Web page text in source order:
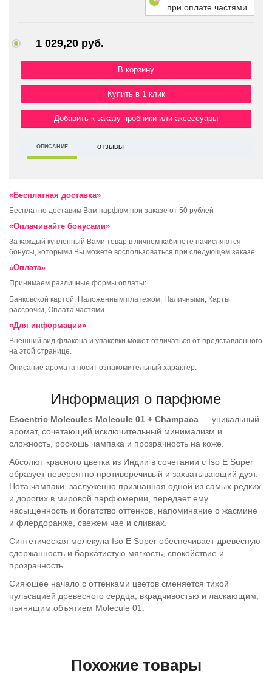
при оплате частями
1 029,20 руб.
Купить в 1 клик
Добавить к заказу пробники или аксессуары
ОПИСАНИЕ ОТЗЫВЫ
«Бесплатная доставка»
Бесплатно доставим Вам парфюм при заказе от 50 рублей
«Оплачивайте бонусами»
За каждый купленный Вами товар в личном кабинете начисляются
бонусы, которыми Вы можете воспользоваться при следующем заказе.
«Оплата»
Принимаем различные формы оплаты:
Банковской картой, Наложенным платежом, Наличными, Карты
рассрочки, Оплата частями.
«Для информации»
Внешний вид флакона и упаковки может отличаться от представленного
на этой странице.
Описание аромата носит ознакомительный характер.
Информация о парфюме
Escentric Molecules Molecule 01 + Champaca — уникальный
аромат, сочетающий исключительный минимализм и
сложность, роскошь чампака и прозрачность на коже.
Абсолют красного цветка из Индии в сочетании с Iso E Super
образует невероятно противоречивый и захватывающий дуэт.
Нота чампаки, заслуженно признанная одной из самых редких
и дорогих в мировой парфюмерии, передает ему
насыщенность и богатство оттенков, напоминание о жасмине
и флердоранже, свежем чае и сливках.
Синтетическая молекула Iso E Super обеспечивает древесную
сдержанность и бархатистую мягкость, спокойствие и
прозрачность.
Сияющее начало с оттенками цветов сменяется тихой
пульсацией древесного сердца, вкрадчивостью и ласкающим,
пьянящим объятием Molecule 01.
Похожие товары